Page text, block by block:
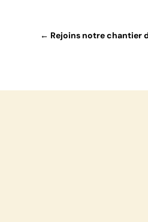
← Rejoins notre chantier